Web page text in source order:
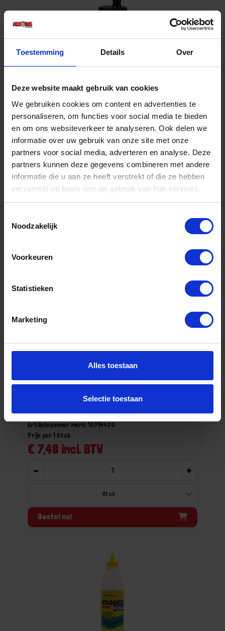
Toestemming Details Over
Deze website maakt gebruik van cookies
We gebruiken cookies om content en advertenties te
personaliseren, om functies voor social media te bieden
en om ons websiteverkeer te analyseren. Ook delen we
informatie over uw gebruik van onze site met onze
partners voor social media, adverteren en analyse. Deze
partners kunnen deze gegevens combineren met andere
informatie die u aan ze heeft verstrekt of die ze hebben
verzameld op basis van uw gebruik van hun services.
Noodzakelijk
Voorkeuren
Statistieken
Marketing
Alles toestaan
Selectie toestaan
KELFORT Houtlijm D3 PVAc wit 750g
Voorraad: 2 op voorraad
Gtin: 8714678006937,CPKE1516433
Artikelnummer merk: 1516433
€ 9,44 incl. BTW
Prijs per 1 Stuk
- +
Niet op voorraad, levertijd 1 tot meerdere werkdagen
Gtin: 8711595011778
Artikelnummer merk: 10714400
€ 7,48 incl. BTW
Prijs per 1 Stuk
- +
Bestel nu!